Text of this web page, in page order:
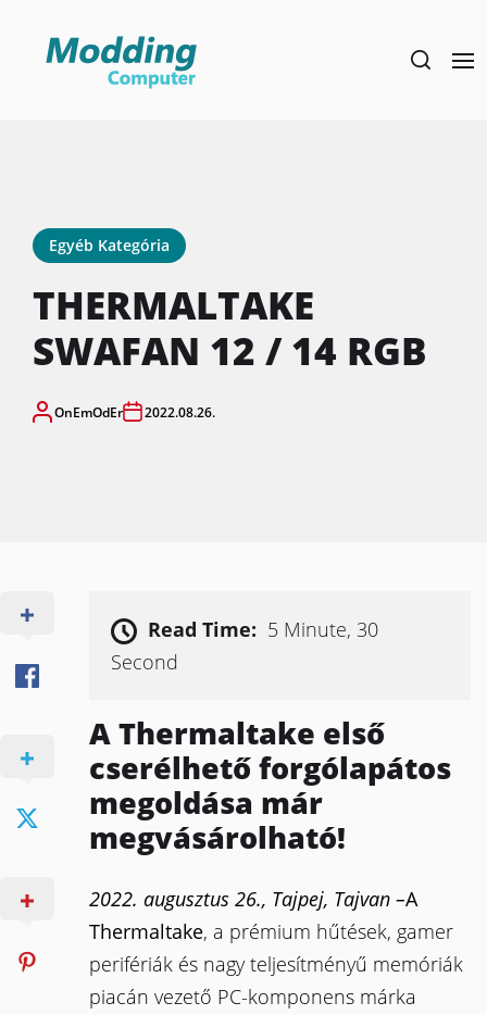
Egyéb Kategória
THERMALTAKE
SWAFAN 12 / 14 RGB
OnEmOdEr 2022.08.26.
Read Time: 5 Minute, 30
Second
A Thermaltake első
cserélhető forgólapátos
megoldása már
megvásárolható!
2022. augusztus 26., Tajpej, Tajvan –A
Thermaltake, a prémium hűtések, gamer
perifériák és nagy teljesítményű memóriák
piacán vezető PC-komponens márka